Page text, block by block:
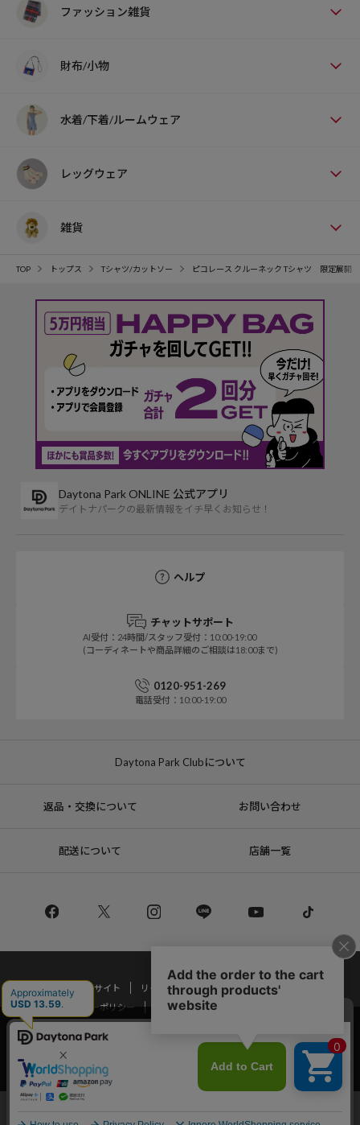
ファッション雑貨
財布/小物
水着/下着/ルームウェア
レッグウェア
雑貨
TOP トップス Tシャツ/カットソー ピコレース クルーネック Tシャツ 限定展開
Daytona Park ONLINE 公式アプリ
デイトナパークの最新情報をイチ早くお知らせ！
ヘルプ
チャットサポート
AI受付：24時間/スタッフ受付：10:00-19:00
(コーディネートや商品詳細のご相談は18:00まで)
0120-951-269
電話受付：10:00-19:00
Daytona Park Clubについて
返品・交換について お問い合わせ
配送について 店舗一覧
コーポレートサイト リクルート
サステナブルマークについて
プライバシーポリシー
特定商取引法・古物営業法に基づく表記
Copyright © DAYTONA INTERNATIONAL Co.,Ltd All Rights Reserved.
当サイトでは利用体験の向上およびコンテンツの最適な提供、トラフィック
の分析を目的としてCookieを使用しています。
サイトの閲覧を継続された場合、Cookieの利用に同意したことものといたし
ます。
詳細についてはプライバシーポリシー